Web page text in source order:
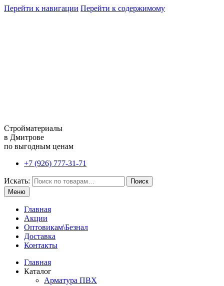
Перейти к навигации Перейти к содержимому
Стройматериалы
в Дмитрове
по выгодным ценам
+7 (926) 777-31-71
Искать:
Поиск
Меню
Главная
Акции
Оптовикам\Безнал
Доставка
Контакты
Главная
Каталог
Арматура ПВХ